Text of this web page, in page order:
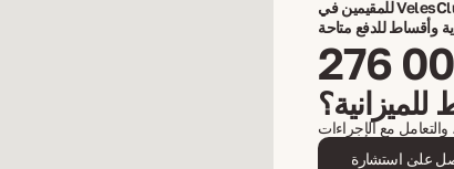
للمقيمين في VelesClub Int. أسعار خاصة، طرق دفع
276
مع الإجراءات
على استشارة